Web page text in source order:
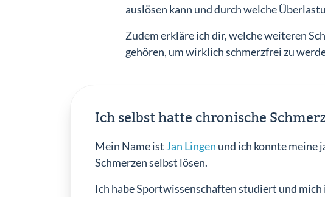
auslösen kann und durch welche
Zudem erkläre ich dir, welche weiteren
gehören, um wirklich schmerzfrei zu
Ich selbst hatte chronische
Mein Name ist Jan Lingen und ich konnte meine
Schmerzen selbst lösen.
Ich habe Sportwissenschaften studiert und